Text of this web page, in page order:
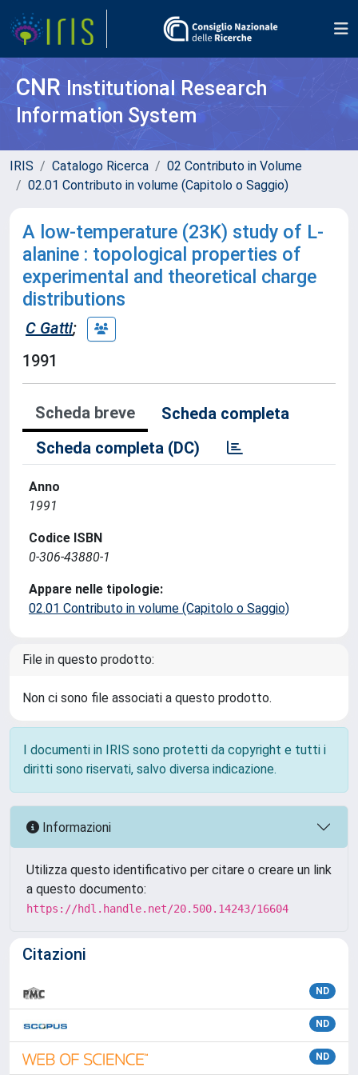
CNR Institutional Research
Information System
IRIS Catalogo Ricerca
02 Contributo in Volume
02.01 Contributo in volume (Capitolo o Saggio)
A low-temperature (23K) study of L-
alanine : topological properties of
experimental and theoretical charge
distributions
C Gatti;
1991
Scheda breve
Scheda completa
Scheda completa (DC)
Anno
1991
Codice ISBN
0-306-43880-1
Appare nelle tipologie:
02.01 Contributo in volume (Capitolo o Saggio)
File in questo prodotto:
Non ci sono file associati a questo prodotto.
I documenti in IRIS sono protetti da copyright e tutti i
diritti sono riservati, salvo diversa indicazione.
Informazioni
Utilizza questo identificativo per citare o creare un link
a questo documento:
https://hdl.handle.net/20.500.14243/16604
Citazioni
ND
ND
ND